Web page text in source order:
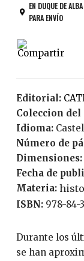
EN DUQUE DE ALBA
PARA ENVÍO
Editorial:
Coleccion
Idioma:
Número de
Dimensiones:
Fecha de
Materia:
ISBN: 978-
Durante los últimos años, los estudios de alteridad
se han